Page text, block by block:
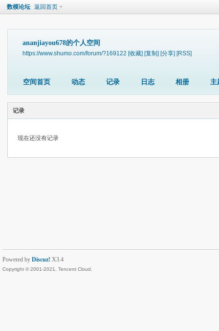
数模论坛 返回首页
ananjiayou678的个人空间
https://www.shumo.com/forum/?169122 [收藏] [复制] [分享] [RSS]
空间首页 动态 记录 日志 相册 主
记录
现在还没有记录
Powered by Discuz! X3.4
Copyright © 2001-2021, Tencent Cloud.